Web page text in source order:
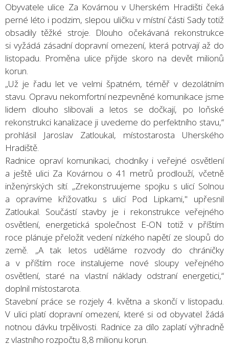
Obyvatele ulice Za Kovárnou v Uherském Hradišti čeká
perné léto i podzim, slepou uličku v místní části Sady totiž
obsadily těžké stroje. Dlouho očekávaná rekonstrukce
si vyžádá zásadní dopravní omezení, která potrvají až do
listopadu. Proměna ulice přijde skoro na devět milionů
korun.
„Už je řadu let ve velmi špatném, téměř v dezolátním
stavu. Opravu nekomfortní nezpevněné komunikace jsme
lidem dlouho slibovali a letos se dočkají, po loňské
rekonstrukci kanalizace ji uvedeme do perfektního stavu,“
prohlásil Jaroslav Zatloukal, místostarosta Uherského
Hradiště.
Radnice opraví komunikaci, chodníky i veřejné osvětlení
a ještě ulici Za Kovárnou o 41 metrů prodlouží, včetně
inženýrských sítí. „Zrekonstruujeme spojku s ulicí Solnou
a opravíme křižovatku s ulicí Pod Lipkami," upřesnil
Zatloukal. Součástí stavby je i rekonstrukce veřejného
osvětlení, energetická společnost E-ON totiž v příštím
roce plánuje přeložit vedení nízkého napětí ze sloupů do
země. „A tak letos uděláme rozvody do chráničky
a v příštím roce instalujeme nové sloupy veřejného
osvětlení, staré na vlastní náklady odstraní energetici,“
doplnil místostarota.
Stavební práce se rozjely 4. května a skončí v listopadu.
V ulici platí dopravní omezení, které si od obyvatel žádá
notnou dávku trpělivosti. Radnice za dílo zaplatí výhradně
z vlastního rozpočtu 8,8 milionu korun.